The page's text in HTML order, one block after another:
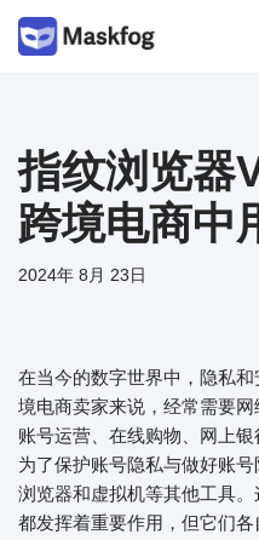
文
指纹浏览器
跨境电商中
2024年 8月 23日
在当今的数字世界中，隐私
境电商卖家来说，经常需要
账号运营、在线购物、网上银
为了保护账号隐私与做好账
浏览器和虚拟机等其他工具
都发挥着重要作用，但它们